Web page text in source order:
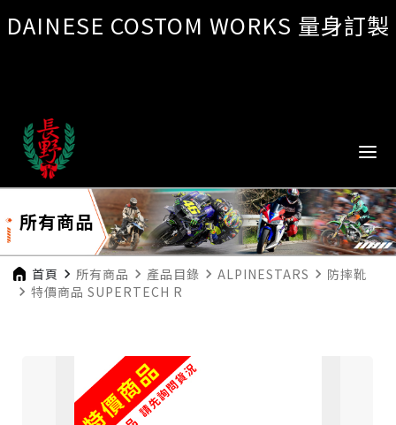
DAINESE COSTOM WORKS 量身訂製
所有商品
首頁 navigate_next 所有商品 navigate_next 產品目錄 navigate_next ALPINESTARS navigate_next 防摔靴
navigate_next 特價商品 SUPERTECH R